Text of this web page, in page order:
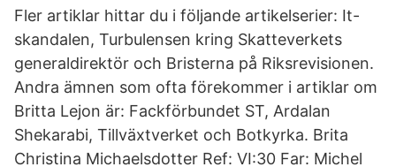
Fler artiklar hittar du i följande artikelserier: It-
skandalen, Turbulensen kring Skatteverkets
generaldirektör och Bristerna på Riksrevisionen.
Andra ämnen som ofta förekommer i artiklar om
Britta Lejon är: Fackförbundet ST, Ardalan
Shekarabi, Tillväxtverket och Botkyrka. Brita
Christina Michaelsdotter Ref: VI:30 Far: Michel